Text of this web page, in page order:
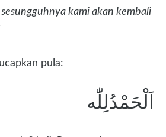
kami akan kembali
pula:
اَلْحَمْدُلِلّٰه